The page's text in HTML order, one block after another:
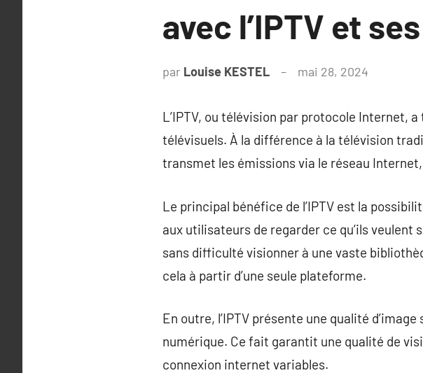
avec l’IPTV et
par Louise KESTEL mai 28, 2024
L’IPTV, ou télévision par protocole Internet,
télévisuels. À la différence à la télévision
transmet les émissions via le réseau
Le principal bénéfice de l’IPTV est la
aux utilisateurs de regarder ce qu’ils veulent
sans difficulté visionner à une vaste
cela à partir d’une seule plateforme.
En outre, l’IPTV présente une qualité
numérique. Ce fait garantit une qualité de
connexion internet variables.